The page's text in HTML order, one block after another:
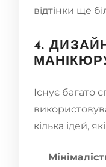
відтінки ще
4.
Існує багато
кілька ідей,